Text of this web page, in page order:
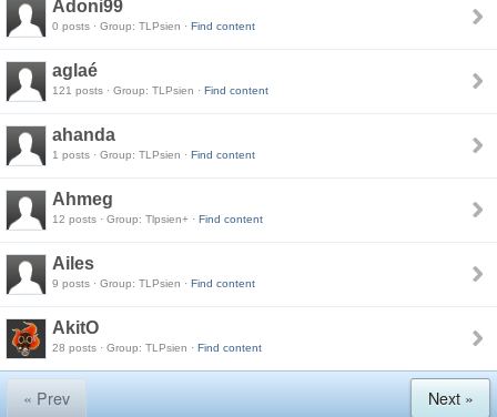
Adoni99
0 posts · Group: TLPsien · Find content
aglaé
121 posts · Group: TLPsien · Find content
ahanda
1 posts · Group: TLPsien · Find content
Ahmeg
12 posts · Group: Tlpsien+ · Find content
Ailes
9 posts · Group: TLPsien · Find content
AkitO
28 posts · Group: TLPsien · Find content
« Prev Next »